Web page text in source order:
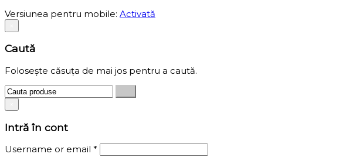
Versiunea pentru mobile: Activată
Caută
Folosește căsuța de mai jos pentru a caută.
Intră în cont
Username or email *